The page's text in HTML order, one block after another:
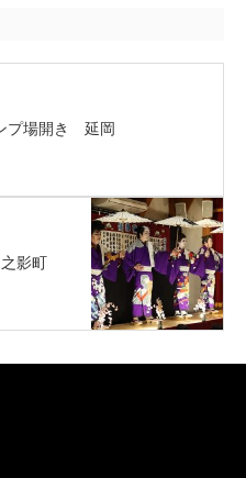
プ場開き 延岡
影町